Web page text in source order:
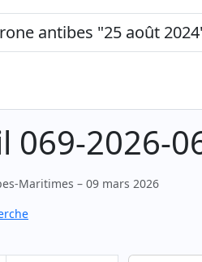
clés, "expression exacte"
069-2026-
Maritimes – 09 mars 2026